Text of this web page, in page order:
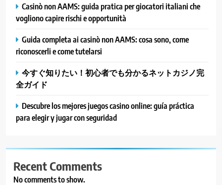
Casinò non AAMS: guida pratica per giocatori italiani che
vogliono capire rischi e opportunità
Guida completa ai casinò non AAMS: cosa sono, come
riconoscerli e come tutelarsi
今すぐ知りたい！初心者でも分かるネットカジノ完
全ガイド
Descubre los mejores juegos casino online: guía práctica
para elegir y jugar con seguridad
Recent Comments
No comments to show.